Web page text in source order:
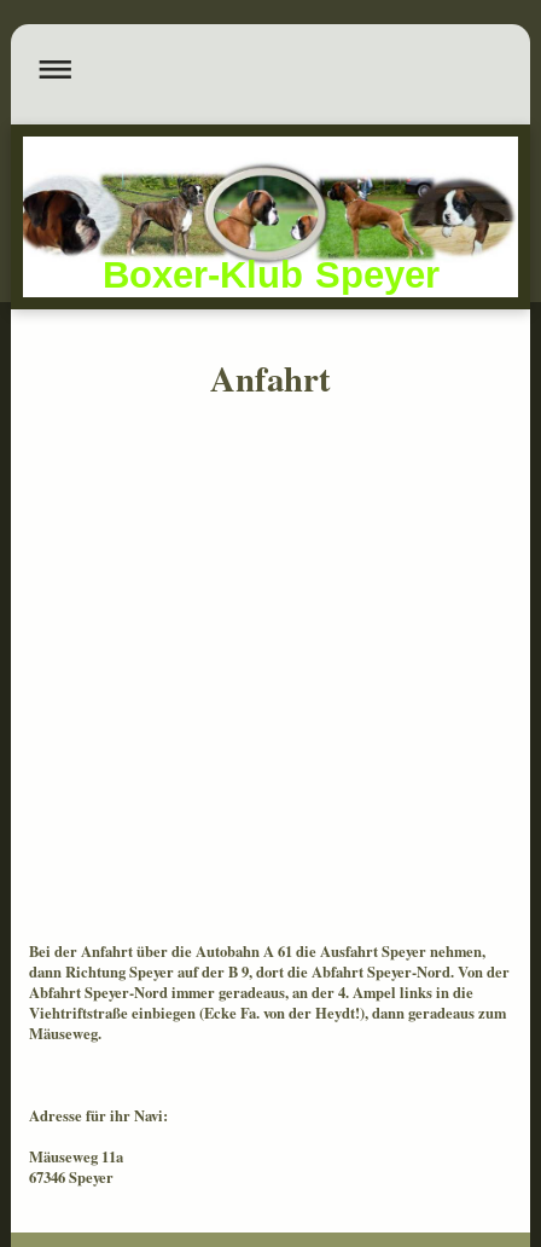
Boxer-Klub Speyer
Anfahrt
Bei der Anfahrt über die Autobahn A 61 die Ausfahrt Speyer nehmen,
dann Richtung Speyer auf der B 9, dort die Abfahrt Speyer-Nord. Von der
Abfahrt Speyer-Nord immer geradeaus, an der 4. Ampel links in die
Viehtriftstraße einbiegen (Ecke Fa. von der Heydt!), dann geradeaus zum
Mäuseweg.
Adresse für ihr Navi:
Mäuseweg 11a
67346 Speyer